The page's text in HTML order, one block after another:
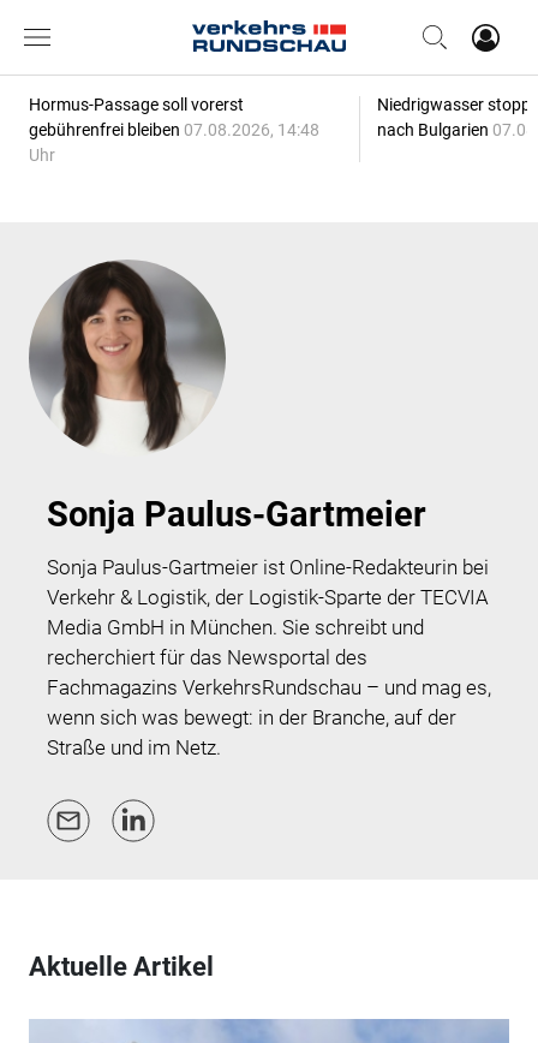
Hormus-Passage soll vorerst
gebührenfrei bleiben 07.08.2026, 14:48
Uhr
Niedrigwasser
nach Bulgarien
Sonja Paulus-Gartmeier
Sonja Paulus-Gartmeier ist Online-Redakteurin bei
Verkehr & Logistik, der Logistik-Sparte der TECVIA
Media GmbH in München. Sie schreibt und
recherchiert für das Newsportal des
Fachmagazins VerkehrsRundschau – und mag es,
wenn sich was bewegt: in der Branche, auf der
Straße und im Netz.
Aktuelle Artikel